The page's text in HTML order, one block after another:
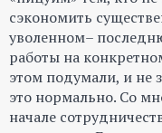
сэкономить
уволенном–
работы на
этом подумали, и не
это нормально. Со
начале